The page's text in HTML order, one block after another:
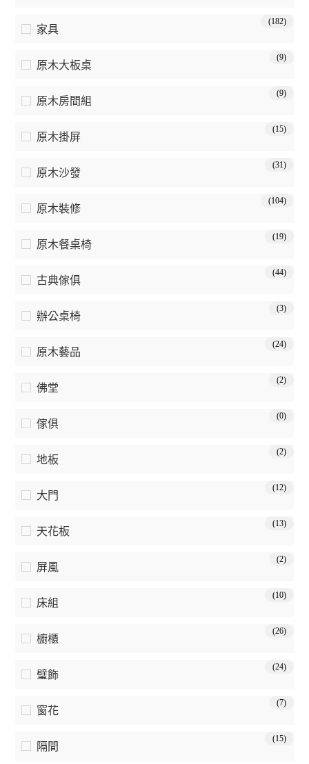
家具
(182)
原木大板桌
(9)
原木房間組
(9)
原木掛屏
(15)
原木沙發
(31)
原木裝修
(104)
原木餐桌椅
(19)
古典傢俱
(44)
辦公桌椅
(3)
原木藝品
(24)
佛堂
(2)
傢俱
(0)
地板
(2)
大門
(12)
天花板
(13)
屏風
(2)
床組
(10)
櫥櫃
(26)
璧飾
(24)
窗花
(7)
隔間
(15)